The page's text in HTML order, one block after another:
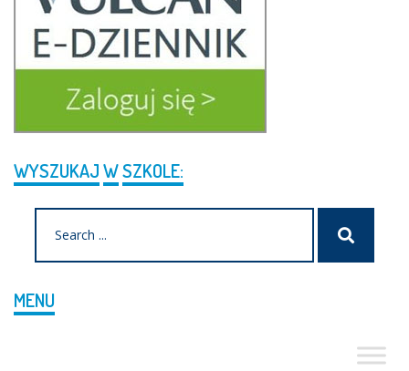
WYSZUKAJWSZKOLE:
MENU